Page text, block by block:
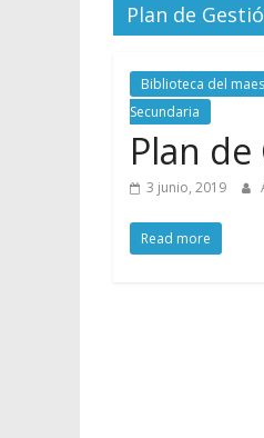
Plan de
Biblioteca del
Secundaria
Plan
3 junio, 2019
Read more